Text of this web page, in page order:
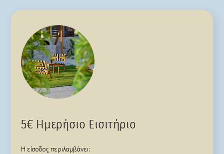
5€ Ημερήσιο Εισιτήριο
Η είσοδος περιλαμβάνει: